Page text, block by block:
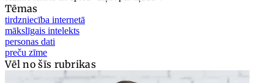
Tēmas
tirdzniecība internetā
mākslīgais intelekts
personas dati
preču zīme
Vēl no šīs rubrikas